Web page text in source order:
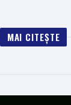
MAI CITEȘTE